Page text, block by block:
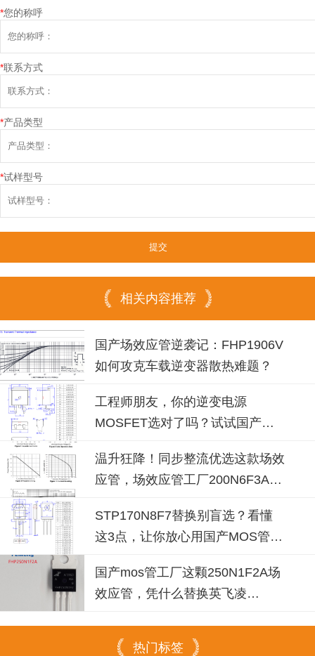
*您的称呼
*联系方式
*产品类型
*试样型号
相关内容推荐
国产场效应管逆袭记：FHP1906V
如何攻克车载逆变器散热难题？
工程师朋友，你的逆变电源
MOSFET选对了吗？试试国产
温升狂降！同步整流优选这款场效
应管，场效应管工厂200N6F3A可
STP170N8F7替换别盲选？看懂
这3点，让你放心用国产MOS管替
国产mos管工厂这颗250N1F2A场
效应管，凭什么替换英飞凌
热门标签